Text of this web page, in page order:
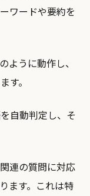
ワードや要約を
ように動作し、
す。
自動判定し、そ
連の質問に対応
ます。これは特